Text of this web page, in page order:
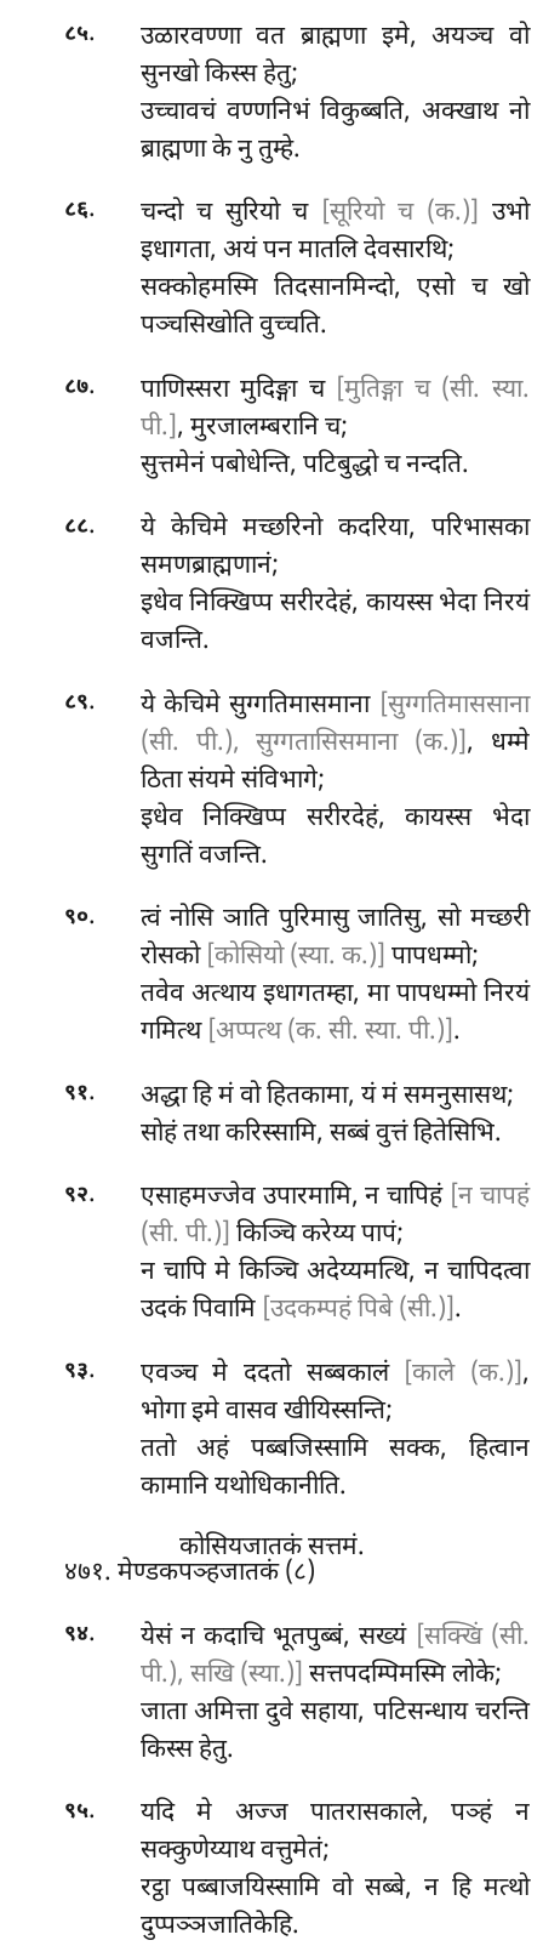
८५.
उळारवण्णा वत ब्राह्मणा इमे, अयञ्च वो
सुनखो किस्स हेतु;
उच्चावचं वण्णनिभं विकुब्बति, अक्खाथ नो
ब्राह्मणा के नु तुम्हे.
८६. चन्दो च सुरियो च [सूरियो च (क.)] उभो
इधागता, अयं पन मातलि देवसारथि;
सक्कोहमस्मि तिदसानमिन्दो, एसो च खो
पञ्चसिखोति वुच्चति.
८७. पाणिस्सरामुदिङ्गा च [मुतिङ्गा च (सी. स्या.
पी.], मुरजालम्बरानि च;
सुत्तमेनं पबोधेन्ति, पटिबुद्धो च नन्दति.
८८.
ये केचिमे मच्छरिनो कदरिया, परिभासका
समणब्राह्मणानं;
इधेव निक्खिप्प सरीरदेहं, कायस्स भेदा निरयं
वजन्ति.
८९. येकेचिमे सुग्गतिमासमाना [सुग्गतिमाससाना
(सी. पी.), सुग्गतासिसमाना (क.)], धम्मे
ठिता संयमे संविभागे;
इधेव निक्खिप्प सरीरदेहं, कायस्स भेदा
सुगतिं वजन्ति.
९०.
त्वं नोसि ञाति पुरिमासु जातिसु, सो मच्छरी
रोसको [कोसियो (स्या. क.)] पापधम्मो;
तवेव अत्थाय इधागतम्हा, मा पापधम्मो निरयं
गमित्थ [अप्पत्थ (क. सी. स्या. पी.)].
९१.
अद्धा हि मं वो हितकामा, यं मं समनुसासथ;
सोहं तथा करिस्सामि, सब्बं वुत्तं हितेसिभि.
९२. एसाहमज्जेव उपारमामि, न चापिहं [न चापहं
(सी. पी.)] किञ्चि करेय्य पापं;
न चापि मे किञ्चि अदेय्यमत्थि, न चापिदत्वा
उदकं पिवामि [उदकम्पहं पिबे (सी.)].
९३. एवञ्च मे ददतो सब्बकालं [काले (क.)],
भोगा इमे वासव खीयिस्सन्ति;
ततो अहं पब्बजिस्सामि सक्क, हित्वान
कामानि यथोधिकानीति.
कोसियजातकं सत्तमं.
४७१. मेण्डकपञ्हजातकं (८)
९४. येसं न कदाचि भूतपुब्बं, सख्यं [सक्खिं (सी.
पी.), सखि (स्या.)] सत्तपदम्पिमस्मि लोके;
जाता अमित्ता दुवे सहाया, पटिसन्धाय चरन्ति
किस्स हेतु.
९५. यदिमे अज्ज पातरासकाले, पञ्हं न
सक्कुणेय्याथ वत्तुमेतं;
रट्ठा पब्बाजयिस्सामि वो सब्बे, न हि मत्थो
दुप्पञ्ञजातिकेहि.